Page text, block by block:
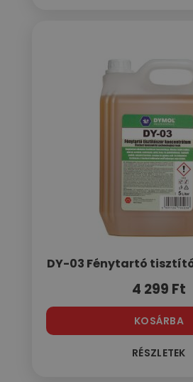
DY-03 Fénytartó
4 299 Ft
KOSÁRBA
RÉSZLETEK